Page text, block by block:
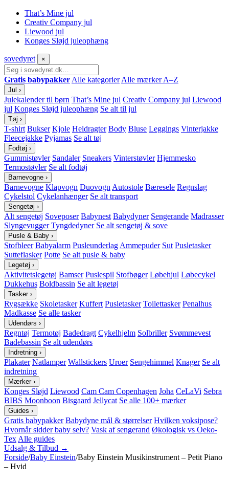
That’s Mine jul
Creativ Company jul
Liewood jul
Konges Sløjd juleophæng
sovedyret ×
Gratis babypakker Alle kategorier Alle mærker A–Z
Jul ›
Julekalender til børn That’s Mine jul Creativ Company jul Liewood
jul Konges Sløjd juleophæng Se alt til jul
Tøj ›
T-shirt Bukser Kjole Heldragter Body Bluse Leggings Vinterjakke
Fleecejakke Pyjamas Se alt tøj
Fodtøj ›
Gummistøvler Sandaler Sneakers Vinterstøvler Hjemmesko
Termostøvler Se alt fodtøj
Barnevogne ›
Barnevogne Klapvogn Duovogn Autostole Bæresele Regnslag
Cykelstol Cykelanhænger Se alt transport
Sengetøj ›
Alt sengetøj Soveposer Babynest Babydyner Sengerande Madrasser
Slyngevugger Tyngdedyner Se alt sengetøj & sove
Pusle & Baby ›
Stofbleer Babyalarm Pusleunderlag Ammepuder Sut Pusletasker
Sutteflasker Potte Se alt pusle & baby
Legetøj ›
Aktivitetslegetøj Bamser Puslespil Stofbøger Løbehjul Løbecykel
Dukkehus Boldbassin Se alt legetøj
Tasker ›
Rygsække Skoletasker Kuffert Pusletasker Toilettasker Penalhus
Madkasse Se alle tasker
Udendørs ›
Regntøj Termotøj Badedragt Cykelhjelm Solbriller Svømmevest
Badebassin Se alt udendørs
Indretning ›
Plakater Natlamper Wallstickers Uroer Sengehimmel Knager Se alt
indretning
Mærker ›
Konges Sløjd Liewood Cam Cam Copenhagen Joha CeLaVi Sebra
BIBS Moonboon Bisgaard Jellycat Se alle 100+ mærker
Guides ›
Gratis babypakker Babydyne mål & størrelser Hvilken voksipose?
Hvornår sidder baby selv? Vask af sengerand Økologisk vs Oeko-
Tex Alle guides
Udsalg & Tilbud →
Forside/Baby Einstein/Baby Einstein Musikinstrument – Petit Piano
– Hvid